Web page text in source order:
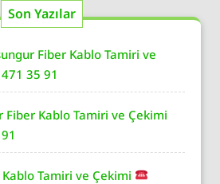
Son Yazılar
Fiber Kablo Tamiri ve
35 91
Fiber Kablo Tamiri ve Çekimi
Tamiri ve Çekimi